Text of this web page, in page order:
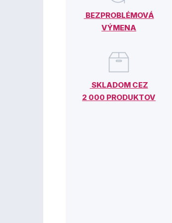
BEZPROBLÉMOVÁ
VÝMENA
SKLADOM CEZ
2 000 PRODUKTOV